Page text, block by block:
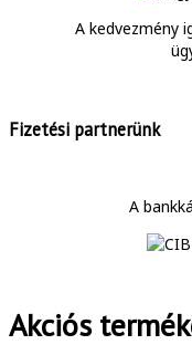
A kedvezmény
Fizetési partnerünk
A
Akciós